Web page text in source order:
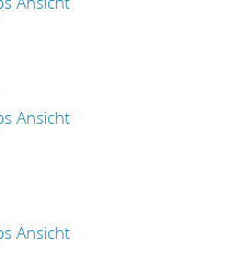
Ansicht
Ansicht